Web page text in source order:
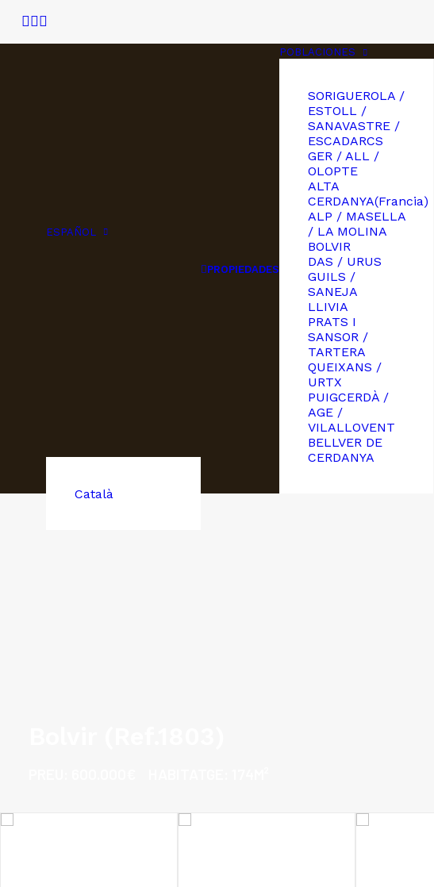
ESPAÑOL
Català
PROPIEDADES
POBLACIONES
SORIGUEROLA /
ESTOLL /
SANAVASTRE /
ESCADARCS
GER / ALL /
OLOPTE
ALTA
CERDANYA(Francia)
ALP / MASELLA
/ LA MOLINA
BOLVIR
DAS / URUS
GUILS /
SANEJA
LLIVIA
PRATS I
SANSOR /
TARTERA
QUEIXANS /
URTX
PUIGCERDÀ /
AGE /
VILALLOVENT
BELLVER DE
CERDANYA